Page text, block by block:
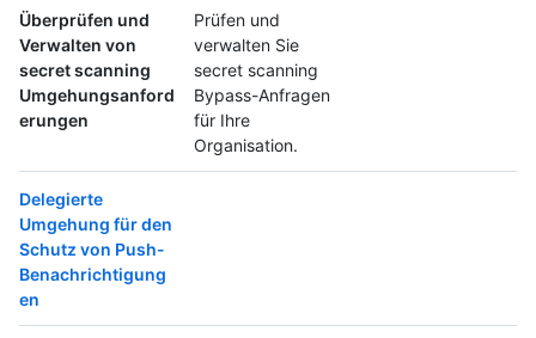
Überprüfen und
Verwalten von
secret scanning
Umgehungsanford
erungen
Prüfen und
verwalten Sie
secret scanning
Bypass-Anfragen
für Ihre
Organisation.
Delegierte
Umgehung für den
Schutz von Push-
Benachrichtigung
en